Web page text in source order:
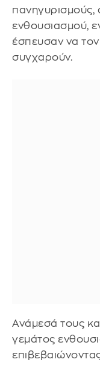
πανηγυρισμούς,
ενθουσιασμού,
έσπευσαν να
συγχαρούν.
Ανάμεσά τους
γεμάτος